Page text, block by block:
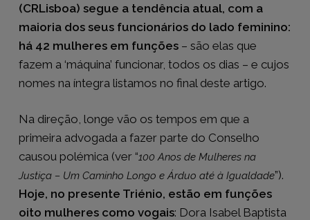
(CRLisboa) segue a tendência atual, com a
maioria dos seus funcionários do lado feminino:
há 42 mulheres em funções– são elas que
fazem a ‘máquina’ funcionar, todos os dias – e cujos
nomes na íntegra listamos no final deste artigo.
Na direção, longe vão os tempos em que a
primeira advogada a fazer parte do Conselho
causou polémica (ver “100 Anos de Mulheres na
Justiça – Um Caminho Longo e Árduo até à Igualdade”).
Hoje, no presente Triénio, estão em funções
oito mulheres como vogais: Dora Isabel Baptista